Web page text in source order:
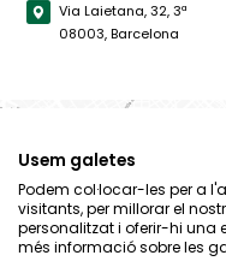
Via Laietana, 32, 3ª
08003, Barcelona
Usem galetes
Podem col·locar-les per a
visitants, per millorar el
personalitzat i oferir-hi una
més informació sobre les